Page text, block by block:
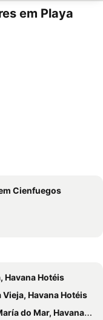
em Playa
Cienfuegos
Havana Hotéis
Vieja, Havana Hotéis
do Mar, Havana Hotéis